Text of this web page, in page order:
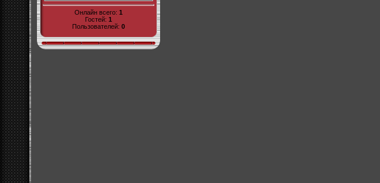
Онлайн всего: 1
Гостей: 1
Пользователей: 0